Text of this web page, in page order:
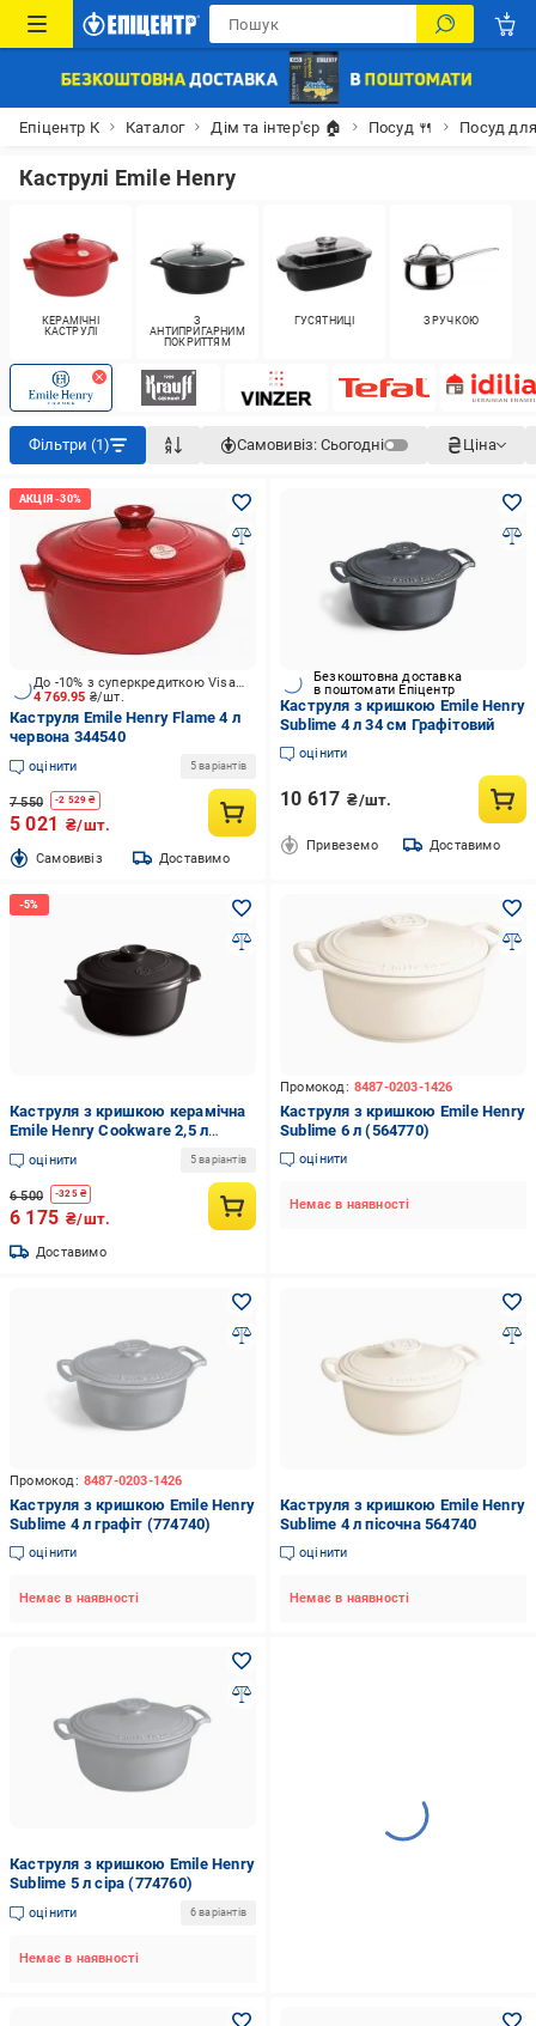
Епіцентр К Каталог Дім та інтер'єр 🏠 Посуд 🍴 Посуд
Каструлі Emile Henry
КЕРАМІЧНІ
КАСТРУЛІ
З
АНТИПРИГАРНИМ
ПОКРИТТЯМ
ГУСЯТНИЦІ З РУЧКОЮ
Фільтри (1) Самовивіз: Сьогодні Ціна
4 769.95 ₴/шт.
До -10% з суперкредиткою Visa Вигода
Каструля Emile Henry Flame 4 л
червона 344540
оцінити 5 варіантів
7 550 -2 529 ₴
5 021 ₴/шт.
Cамовивіз Доставимо
Безкоштовна доставка
в поштомати Епіцентр
Каструля з кришкою Emile Henry
Sublime 4 л 34 см Графітовий
оцінити
10 617 ₴/шт.
Привеземо Доставимо
Каструля з кришкою керамічна
Emile Henry Cookware 2,5 л
Чорний (794525)
оцінити 5 варіантів
6 500 -325₴
6 175 ₴/шт.
Доставимо
Промокод: 8487-0203-1426
Каструля з кришкою Emile Henry
Sublime 6 л (564770)
оцінити
Немає в наявності
Промокод: 8487-0203-1426
Каструля з кришкою Emile Henry
Sublime 4 л графіт (774740)
оцінити
Немає в наявності
Каструля з кришкою Emile Henry
Sublime 4 л пісочна 564740
оцінити
Немає в наявності
Каструля з кришкою Emile Henry
Sublime 5 л сіра (774760)
оцінити 6 варіантів
Немає в наявності